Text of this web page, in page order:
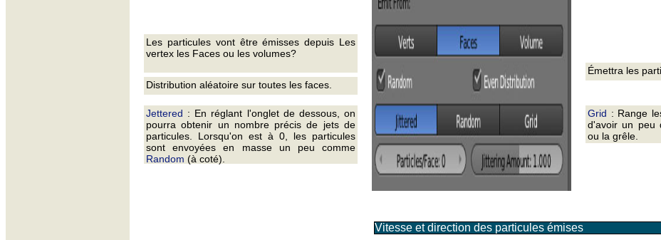
Jettered : En réglant l'onglet de dessous, on
pourra obtenir un nombre précis de jets de
particules. Lorsqu'on est à 0, les particules
sont envoyées en masse un peu comme
Random (à coté).
Les particules vont être émisses depuis Les
vertex les Faces ou les volumes?
Émettra les
Grid : Range
d'avoir un peu
ou la grêle.
Distribution aléatoire sur toutes les faces.
Vitesse et direction des particules émises